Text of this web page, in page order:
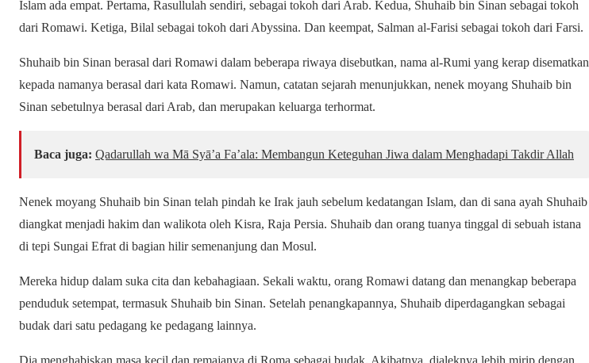
Islam ada empat. Pertama, Rasullulah sendiri, sebagai tokoh dari Arab. Kedua, Shuhaib bin Sinan sebagai tokoh
dari Romawi. Ketiga, Bilal sebagai tokoh dari Abyssina. Dan keempat, Salman al-Farisi sebagai tokoh dari Farsi.
Shuhaib bin Sinan berasal dari Romawi dalam beberapa riwaya disebutkan, nama al-Rumi yang kerap disematkan
kepada namanya berasal dari kata Romawi. Namun, catatan sejarah menunjukkan, nenek moyang Shuhaib bin
Sinan sebetulnya berasal dari Arab, dan merupakan keluarga terhormat.
Baca juga: Qadarullah wa Mā Syā’a Fa’ala: Membangun Keteguhan Jiwa dalam Menghadapi Takdir Allah
Nenek moyang Shuhaib bin Sinan telah pindah ke Irak jauh sebelum kedatangan Islam, dan di sana ayah Shuhaib
diangkat menjadi hakim dan walikota oleh Kisra, Raja Persia. Shuhaib dan orang tuanya tinggal di sebuah istana
di tepi Sungai Efrat di bagian hilir semenanjung dan Mosul.
Mereka hidup dalam suka cita dan kebahagiaan. Sekali waktu, orang Romawi datang dan menangkap beberapa
penduduk setempat, termasuk Shuhaib bin Sinan. Setelah penangkapannya, Shuhaib diperdagangkan sebagai
budak dari satu pedagang ke pedagang lainnya.
Dia menghabiskan masa kecil dan remajanya di Roma sebagai budak. Akibatnya, dialeknya lebih mirip dengan